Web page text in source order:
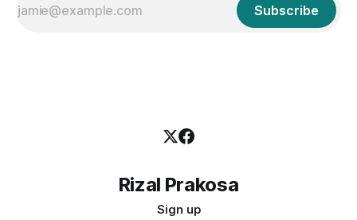
Subscribe
Rizal Prakosa
Sign up